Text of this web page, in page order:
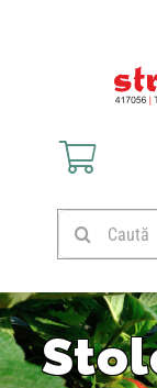
Răsaduri
Stoloni
Produse